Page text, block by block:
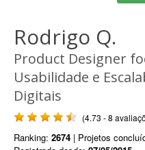
Rodrigo Q.
Product Designer
Usabilidade e
Digitais
(4.73 - 8
Ranking: 2674 | Projetos